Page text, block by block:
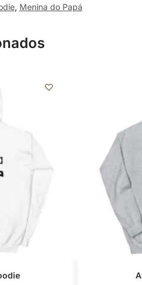
, Menina do Papá